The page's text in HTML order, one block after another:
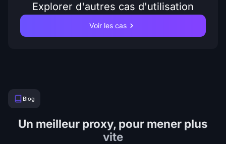
Explorer d'autres cas d'utilisation
Voir les cas
Blog
Un meilleur proxy, pour mener plus
vite